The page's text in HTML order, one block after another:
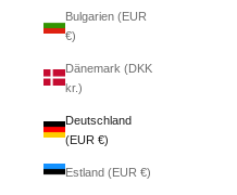
Bulgarien (EUR
€)
Dänemark (DKK
kr.)
Deutschland
(EUR €)
Estland (EUR €)